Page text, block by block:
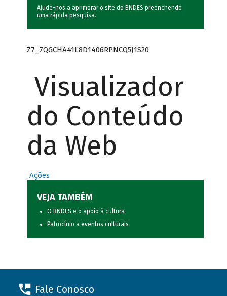
Ajude-nos a aprimorar o site do BNDES preenchendo
uma rápida pesquisa.
Z7_7QGCHA41L8D1406RPNCQ5J1S20
Visualizador
do Conteúdo
da Web
Ações
VEJA TAMBÉM
O BNDES e o apoio à cultura
Patrocínio a eventos culturais
Fale Conosco